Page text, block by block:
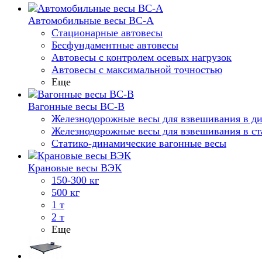
Автомобильные весы ВС-А
Стационарные автовесы
Бесфундаментные автовесы
Автовесы с контролем осевых нагрузок
Автовесы с максимальной точностью
Еще
Вагонные весы ВС-В
Железнодорожные весы для взвешивания в
Железнодорожные весы для взвешивания в
Статико-динамические вагонные весы
Крановые весы ВЭК
150-300 кг
500 кг
1 т
2 т
Еще